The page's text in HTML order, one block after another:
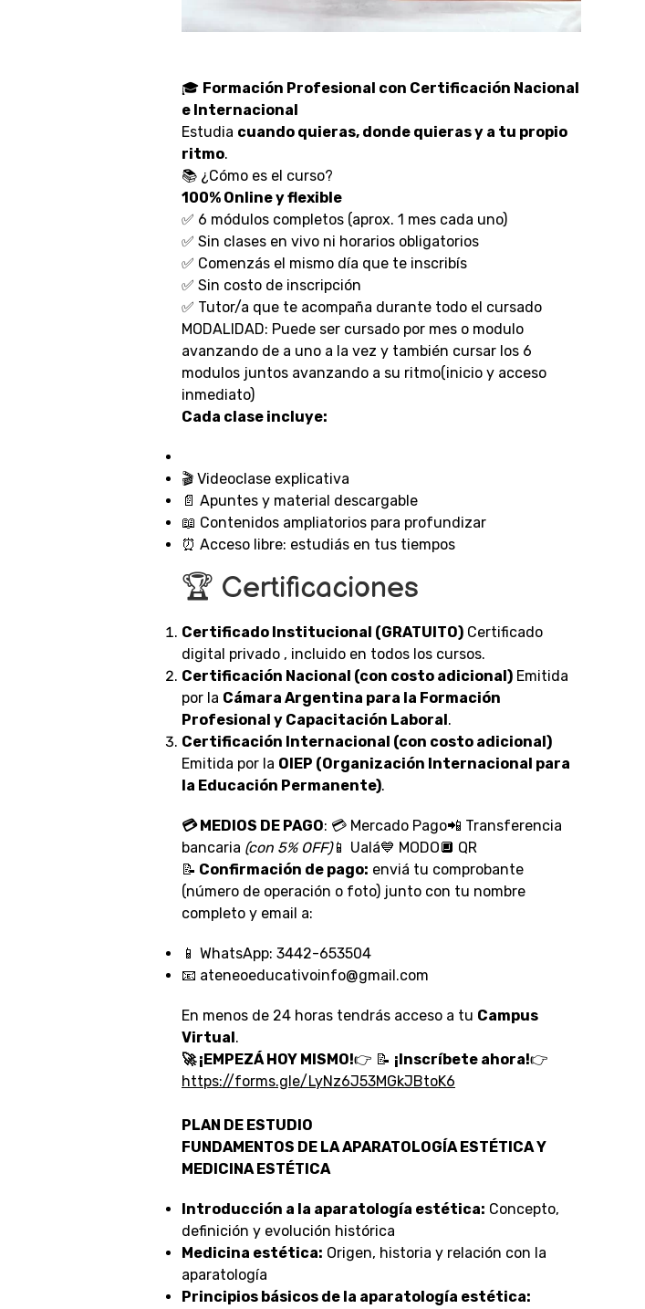
🎓 Formación Profesional con Certificación Nacional
e Internacional
Estudia cuando quieras, donde quieras y a tu propio
ritmo.
📚 ¿Cómo es el curso?
100% Online y flexible
✅ 6 módulos completos (aprox. 1 mes cada uno)
✅ Sin clases en vivo ni horarios obligatorios
✅ Comenzás el mismo día que te inscribís
✅ Sin costo de inscripción
✅ Tutor/a que te acompaña durante todo el cursado
MODALIDAD: Puede ser cursado por mes o modulo
avanzando de a uno a la vez y también cursar los 6
modulos juntos avanzando a su ritmo(inicio y acceso
inmediato)
Cada clase incluye:
🎬 Videoclase explicativa
📄 Apuntes y material descargable
📖 Contenidos ampliatorios para profundizar
⏰ Acceso libre: estudiás en tus tiempos
🏆 Certificaciones
Certificado Institucional (GRATUITO) Certificado
digital privado , incluido en todos los cursos.
Certificación Nacional (con costo adicional) Emitida
por la Cámara Argentina para la Formación
Profesional y Capacitación Laboral.
Certificación Internacional (con costo adicional)
Emitida por la OIEP (Organización Internacional para
la Educación Permanente).
💳 MEDIOS DE PAGO: 💳 Mercado Pago📲 Transferencia
bancaria (con 5% OFF)📱 Ualá💙 MODO🔲 QR
📝 Confirmación de pago: enviá tu comprobante
(número de operación o foto) junto con tu nombre
completo y email a:
📱 WhatsApp: 3442-653504
📧 ateneoeducativoinfo@gmail.com
En menos de 24 horas tendrás acceso a tu Campus
Virtual.
🚀 ¡EMPEZÁ HOY MISMO!👉 📝 ¡Inscríbete ahora!👉
https://forms.gle/LyNz6J53MGkJBtoK6
PLAN DE ESTUDIO
FUNDAMENTOS DE LA APARATOLOGÍA ESTÉTICA Y
MEDICINA ESTÉTICA
Introducción a la aparatología estética: Concepto,
definición y evolución histórica
Medicina estética: Origen, historia y relación con la
aparatología
Principios básicos de la aparatología estética: